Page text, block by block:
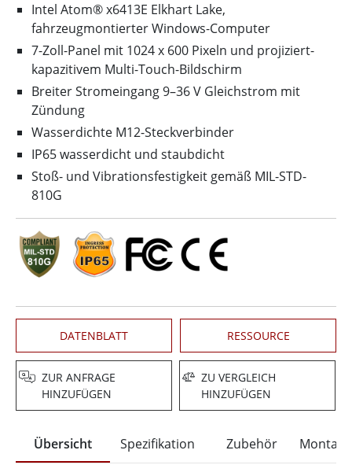
Intel Atom® x6413E Elkhart Lake,
fahrzeugmontierter Windows-Computer
7-Zoll-Panel mit 1024 x 600 Pixeln und projiziert-
kapazitivem Multi-Touch-Bildschirm
Breiter Stromeingang 9–36 V Gleichstrom mit
Zündung
Wasserdichte M12-Steckverbinder
IP65 wasserdicht und staubdicht
Stoß- und Vibrationsfestigkeit gemäß MIL-STD-
810G
DATENBLATT RESSOURCE
ZUR ANFRAGE
HINZUFÜGEN
ZU VERGLEICH
HINZUFÜGEN
Übersicht Spezifikation Zubehör